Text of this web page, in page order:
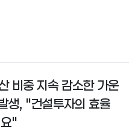
비중 지속 감소한 가운
생, "건설투자의 효율
"